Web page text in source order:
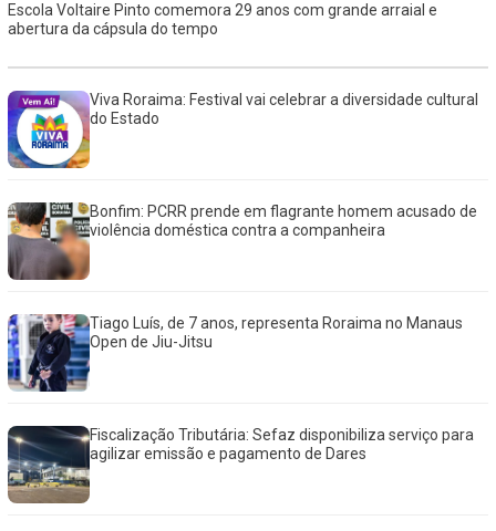
Escola Voltaire Pinto comemora 29 anos com grande arraial e
abertura da cápsula do tempo
Viva Roraima: Festival vai celebrar a diversidade cultural
do Estado
Bonfim: PCRR prende em flagrante homem acusado de
violência doméstica contra a companheira
Tiago Luís, de 7 anos, representa Roraima no Manaus
Open de Jiu-Jitsu
Fiscalização Tributária: Sefaz disponibiliza serviço para
agilizar emissão e pagamento de Dares